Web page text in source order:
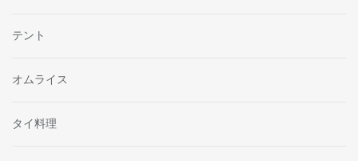
テント
オムライス
タイ料理